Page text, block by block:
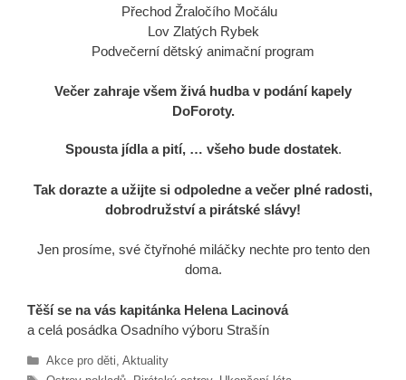
Přechod Žraločího Močálu
Lov Zlatých Rybek
Podvečerní dětský animační program
Večer zahraje všem živá hudba v podání kapely
DoForoty.
Spousta jídla a pití, … všeho bude dostatek.
Tak dorazte a užijte si odpoledne a večer plné radosti,
dobrodružství a pirátské slávy!
Jen prosíme, své čtyřnohé miláčky nechte pro tento den
doma.
Těší se na vás kapitánka Helena Lacinová
a celá posádka Osadního výboru Strašín
Rubriky
Akce pro děti, Aktuality
Štítky